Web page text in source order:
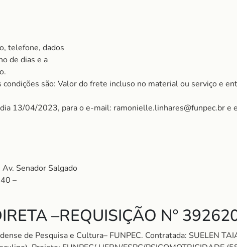
telefone, dados
de dias e a
são: Valor do frete incluso no material ou serviço e
13/04/2023, para o e-mail: ramonielle.linhares@funpec.br e
Senador Salgado
–
–REQUISIÇÃO Nº
de Pesquisa e Cultura– FUNPEC. Contratada: SUELEN